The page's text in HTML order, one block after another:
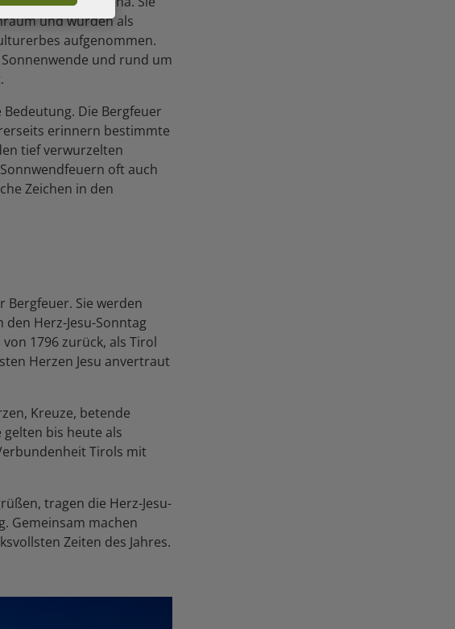
und wurden als
aufgenommen.
und rund um
Die Bergfeuer
erinnern bestimmte
tief verwurzelten
oft auch
Zeichen in den
Bergfeuer. Sie werden
Herz-Jesu-Sonntag
1796 zurück, als Tirol
Herzen Jesu anvertraut
Kreuze, betende
gelten bis heute als
Tirols mit
tragen die Herz-Jesu-
Gemeinsam machen
Zeiten des Jahres.